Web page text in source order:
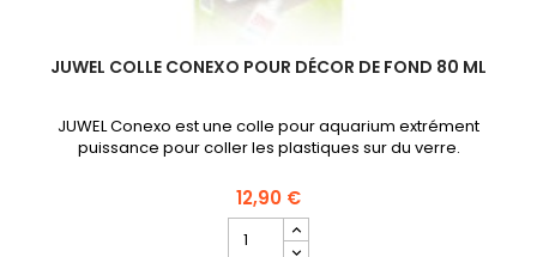
JUWEL COLLE CONEXO POUR DÉCOR DE FOND 80 ML
JUWEL Conexo est une colle pour aquarium extrément
puissance pour coller les plastiques sur du verre.
12,90 €
quantité